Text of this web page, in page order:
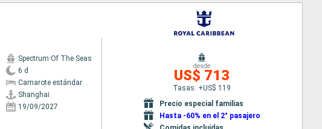
Spectrum Of The Seas
6 d
Camarote estándar
Shanghai
19/09/2027
desde
US$ 713
Tasas: +US$ 119
Precio especial familias
Hasta -60% en el 2° pasajero